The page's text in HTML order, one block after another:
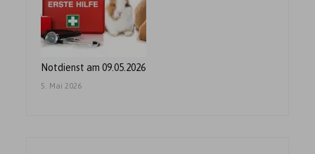
Notdienst am 09.05.2026
5. Mai 2026